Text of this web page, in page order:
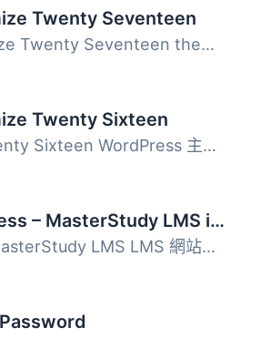
Twenty Seventeen
Customize Twenty Seventeen theme – 增加 Google Fonts、使...
Twenty Sixteen
自訂 Twenty Sixteen WordPress 主題 - 新增 Google 字型，使...
GamiPress – MasterStudy LMS integration
讓您的 MasterStudy LMS LMS 網站變得更具有競技感，使用強大...